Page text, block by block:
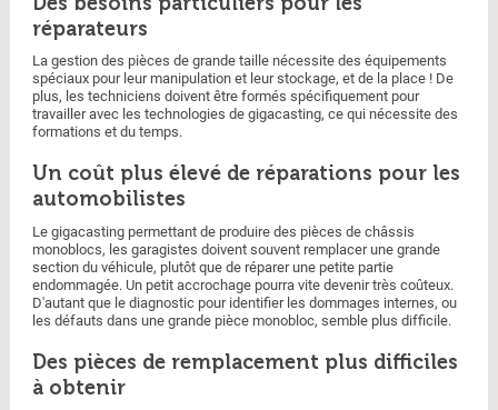
réparateurs
La gestion des pièces de grande taille nécessite des équipements
spéciaux pour leur manipulation et leur stockage, et de la place ! De
plus, les techniciens doivent être formés spécifiquement pour
travailler avec les technologies de gigacasting, ce qui nécessite des
formations et du temps.
Un coût plus élevé de réparations pour les
automobilistes
Le gigacasting permettant de produire des pièces de châssis
monoblocs, les garagistes doivent souvent remplacer une grande
section du véhicule, plutôt que de réparer une petite partie
endommagée. Un petit accrochage pourra vite devenir très coûteux.
D'autant que le diagnostic pour identifier les dommages internes, ou
les défauts dans une grande pièce monobloc, semble plus difficile.
Des pièces de remplacement plus difficiles
à obtenir